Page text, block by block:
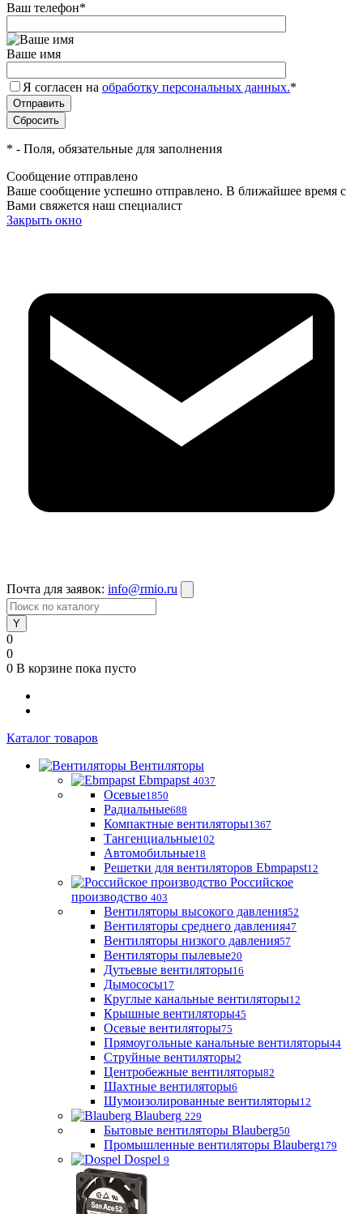
Ваш телефон*
Ваше имя
Я согласен на обработку персональных данных.*
* - Поля, обязательные для заполнения
Сообщение отправлено
Ваше сообщение успешно отправлено. В ближайшее время с
Вами свяжется наш специалист
Закрыть окно
Почта для заявок: info@rmio.ru
0
0
0 В корзине пока пусто
Каталог товаров
Вентиляторы
Ebmpapst 4037
Осевые1850
Радиальные688
Компактные вентиляторы1367
Тангенциальные102
Автомобильные18
Решетки для вентиляторов Ebmpapst12
Российское
производство 403
Вентиляторы высокого давления52
Вентиляторы среднего давления47
Вентиляторы низкого давления57
Вентиляторы пылевые20
Дутьевые вентиляторы16
Дымососы17
Круглые канальные вентиляторы12
Крышные вентиляторы45
Осевые вентиляторы75
Прямоугольные канальные вентиляторы44
Струйные вентиляторы2
Центробежные вентиляторы82
Шахтные вентиляторы6
Шумоизолированные вентиляторы12
Blauberg 229
Бытовые вентиляторы Blauberg50
Промышленные вентиляторы Blauberg179
Dospel 9